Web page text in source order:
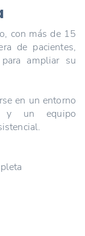
con más de 15
de pacientes,
ampliar su
en un entorno
y un equipo